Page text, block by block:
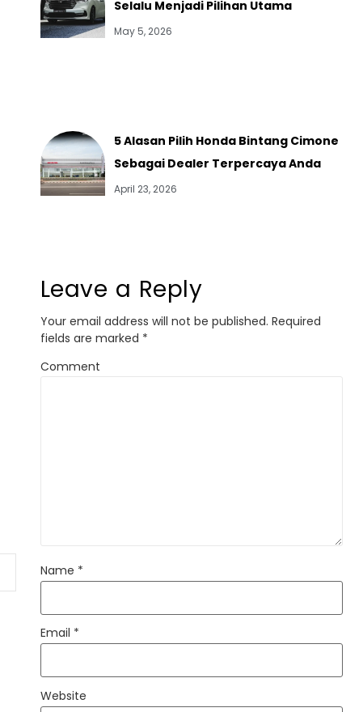
Selalu Menjadi Pilihan Utama
May 5, 2026
5 Alasan Pilih Honda Bintang Cimone
Sebagai Dealer Terpercaya Anda
April 23, 2026
Leave a Reply
Your email address will not be published. Required
fields are marked *
Comment
Name *
Email *
Website